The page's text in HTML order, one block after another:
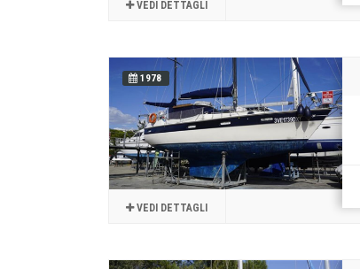
VEDI DETTAGLI
1978
VEDI DETTAGLI